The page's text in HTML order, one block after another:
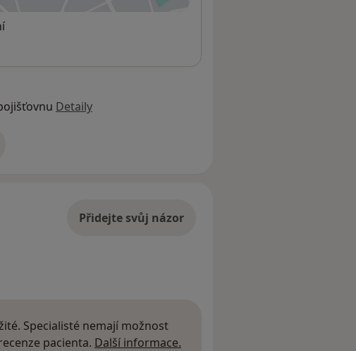
Detaily
Přidejte svůj názor
Specialisté nemají možnost
pacienta. Další informace.